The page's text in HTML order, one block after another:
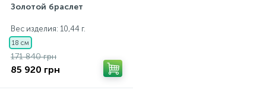
Золотой браслет
Вес изделия: 10,44 г.
18 см
171 840 грн
85 920 грн